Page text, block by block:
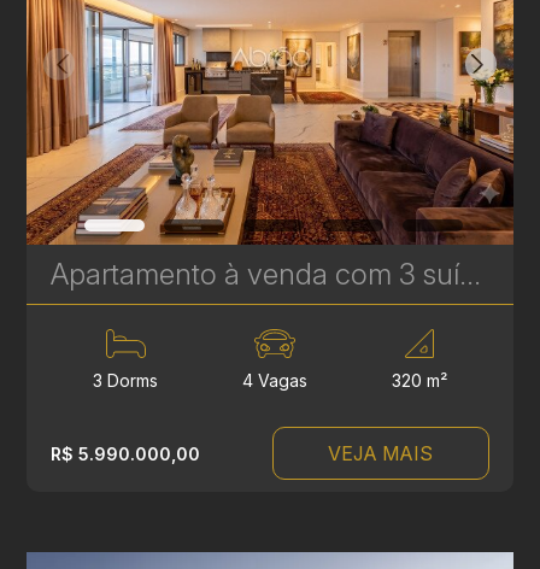
Apartamento à venda com 3 suítes no Ecoville - 320 m² - Experience Plaenge | Ref. 1794
3 Dorms 4 Vagas 320 m²
R$ 5.990.000,00 VEJA MAIS